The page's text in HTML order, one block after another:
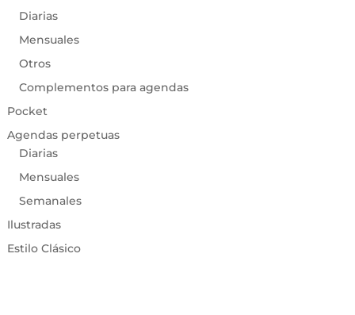
Diarias
Mensuales
Otros
Complementos para agendas
Pocket
Agendas perpetuas
Diarias
Mensuales
Semanales
Ilustradas
Estilo Clásico